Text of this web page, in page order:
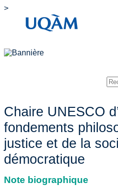
>
Chaire UNESCO
fondements
justice et de la
démocratique
Note biographique